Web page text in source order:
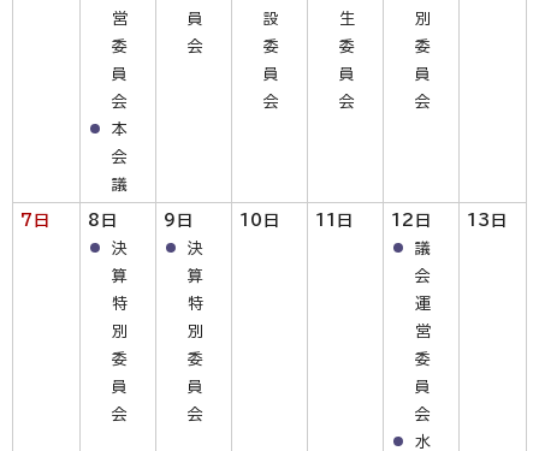
営
委
員
会
本
会
議
員
会
設
委
員
会
生
委
員
会
別
委
員
会
7日
8日
決
算
特
別
委
員
会
9日
決
算
特
別
委
員
会
10日 11日
12日
議
会
運
営
委
員
会
水
13日